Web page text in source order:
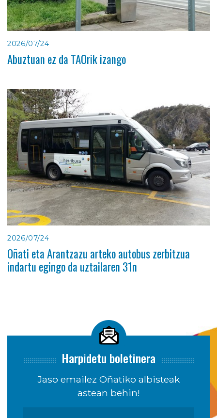
2026/07/24
Abuztuan ez da TAOrik izango
2026/07/24
Oñati eta Arantzazu arteko autobus zerbitzua
indartu egingo da uztailaren 31n
Harpidetu boletinera
Jaso emailez Oñatiko albisteak
astean behin!